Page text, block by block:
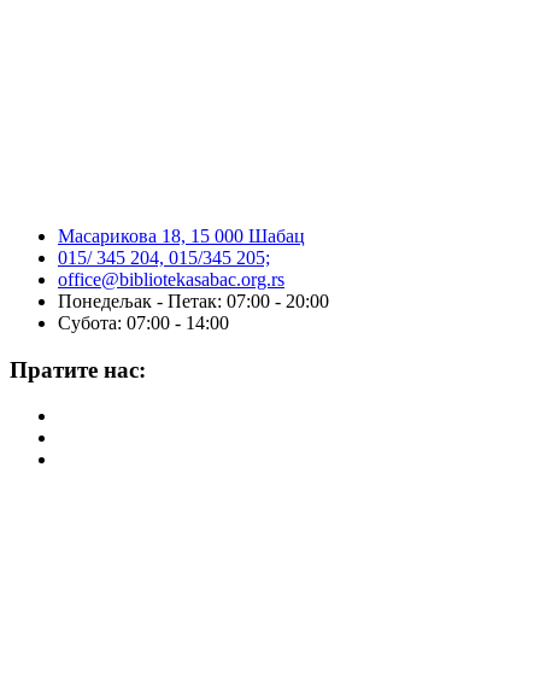
Масарикова 18, 15 000 Шабац
015/ 345 204, 015/345 205;
office@bibliotekasabac.org.rs
Понедељак - Петак: 07:00 - 20:00
Субота: 07:00 - 14:00
Пратите нас: